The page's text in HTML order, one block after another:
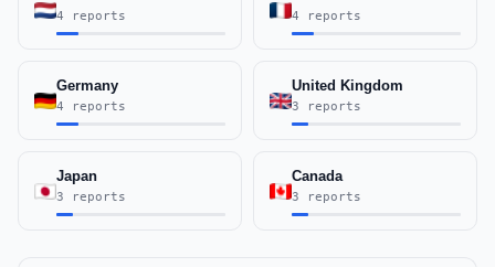
4 reports 4 reports
Germany
4 reports
United Kingdom
3 reports
Japan
3 reports
Canada
3 reports